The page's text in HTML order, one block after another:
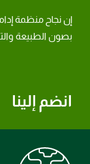
انضم إلينا
إن نجاح منظمة
بصون الطبيعة